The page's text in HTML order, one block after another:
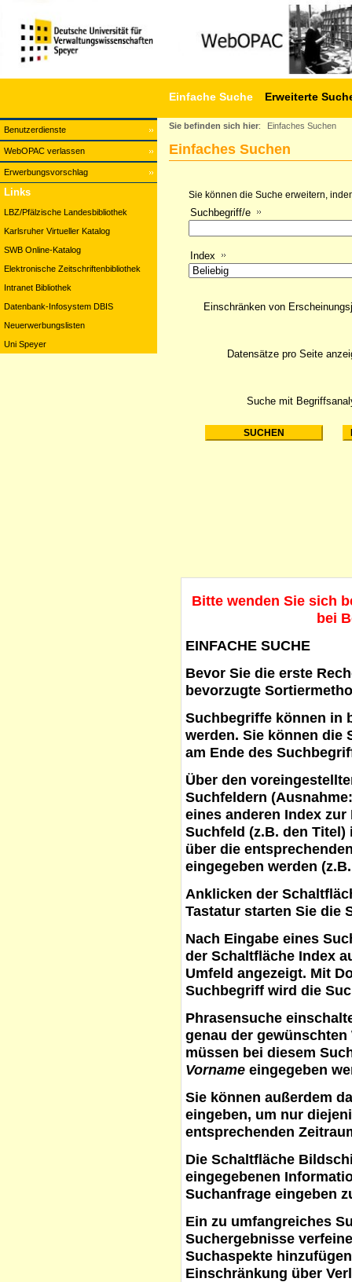
Benutzerdienste
WebOPAC verlassen
Erwerbungsvorschlag
Einfache Suche Erweiterte
Links
LBZ/Pfälzische Landesbibliothek
Karlsruher Virtueller Katalog
SWB Online-Katalog
Elektronische Zeitschriftenbibliothek
Intranet Bibliothek
Datenbank-Infosystem DBIS
Neuerwerbungslisten
Uni Speyer
Sie befinden sich hier: Einfaches Suchen
Einfaches Suchen
Sie können die Suche erweitern,
Suchbegriff/e
Index
Suche mit
Einschränken von
Datensätze pro Seite
Bitte wenden Sie sich
bei
EINFACHE SUCHE
Bevor Sie die erste
bevorzugte
Suchbegriffe können in
werden. Sie können die
am Ende des
Über den
Suchfeldern
eines anderen Index
Suchfeld (z.B. den
über die
eingegeben werden
Anklicken der
Tastatur starten Sie die
Nach Eingabe eines
der Schaltfläche Index
Umfeld angezeigt. Mit
Suchbegriff wird die
Phrasensuche
genau der
müssen bei diesem
Vorname eingegeben
Sie können außerdem
eingeben, um nur
entsprechenden
Die Schaltfläche
eingegebenen
Suchanfrage eingeben
Ein zu umfangreiches
Suchergebnisse
Suchaspekte
Einschränkung über